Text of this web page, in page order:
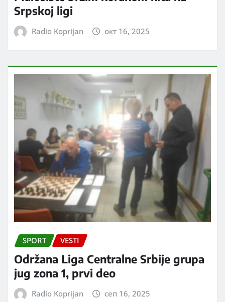
Srpskoj ligi
Radio Koprijan окт 16, 2025
SPORT VESTI
Održana Liga Centralne Srbije grupa
jug zona 1, prvi deo
Radio Koprijan сеп 16, 2025